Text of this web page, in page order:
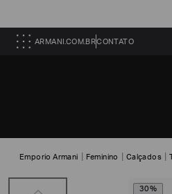
ARMANI.COM.BRCONTATO
Emporio Armani Feminino Calçados
30%